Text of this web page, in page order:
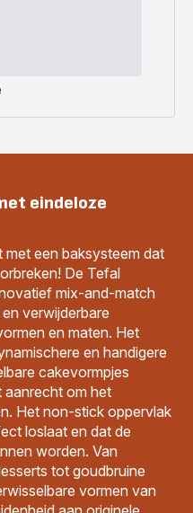
eindeloze
een baksysteem dat
De Tefal
mix-and-match
verwijderbare
en maten. Het
en handigere
cakevormpjes
aanrecht om het
Het non-stick oppervlak
loslaat en dat de
worden. Van
tot goudbruine
vormen van